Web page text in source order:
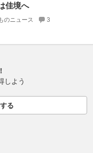
佳境へ
のニュース 3
しよう
る